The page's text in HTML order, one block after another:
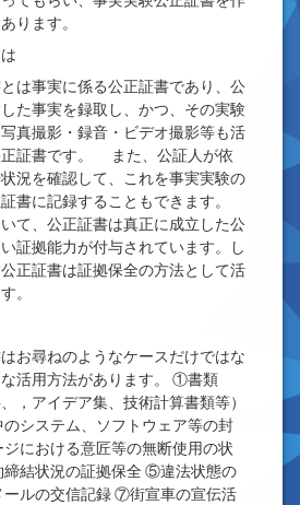
ります。
は事実に係る公正証書であり、公
た事実を録取し、かつ、その実験
真撮影・録音・ビデオ撮影等も活
正証書です。 また、公証人が依
況を確認して、これを事実実験の
書に記録することもできます。
て、公正証書は真正に成立した公
証拠能力が付与されています。し
正証書は証拠保全の方法として活
。
お尋ねのようなケースだけではな
活用方法があります。 ①書類
，アイデア集、技術計算書類等）
システム、ソフトウェア等の封
における意匠等の無断使用の状
結状況の証拠保全 ⑤違法状態の
ルの交信記録 ⑦街宣車の宣伝活